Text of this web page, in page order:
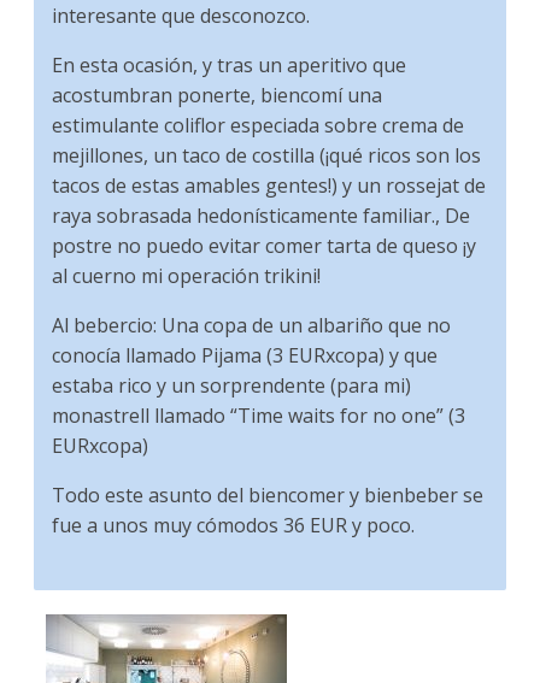
interesante que desconozco.
En esta ocasión, y tras un aperitivo que
acostumbran ponerte, biencomí una
estimulante coliflor especiada sobre crema de
mejillones, un taco de costilla (¡qué ricos son los
tacos de estas amables gentes!) y un rossejat de
raya sobrasada hedonísticamente familiar., De
postre no puedo evitar comer tarta de queso ¡y
al cuerno mi operación trikini!
Al bebercio: Una copa de un albariño que no
conocía llamado Pijama (3 EURxcopa) y que
estaba rico y un sorprendente (para mi)
monastrell llamado “Time waits for no one” (3
EURxcopa)
Todo este asunto del biencomer y bienbeber se
fue a unos muy cómodos 36 EUR y poco.